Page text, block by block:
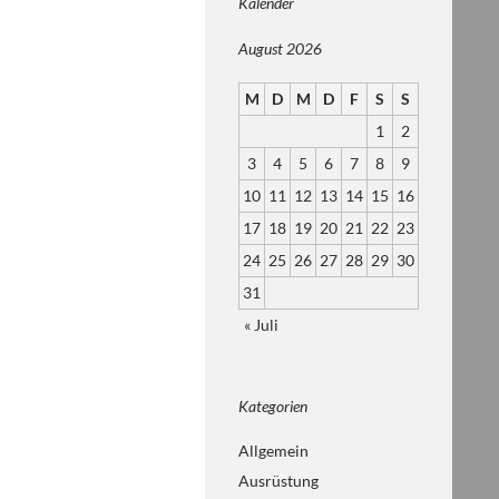
August 2026
M D M D F S
S
1
2
3
4 5 6 7 8
9
10 11 12 13 14 15 16
17 18 19 20 21 22 23
24 25 26 27 28 29 30
31
« Juli
Kategorien
Allgemein
Ausrüstung